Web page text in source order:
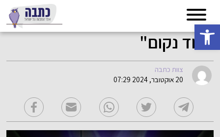
פתח סרגל נגישות
"עוד נקום"
צוות כתבה
20 אוקטובר, 2024 07:29